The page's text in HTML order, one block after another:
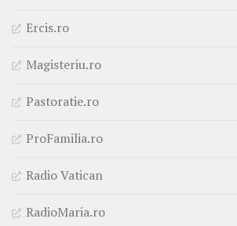
Ercis.ro
Magisteriu.ro
Pastoratie.ro
ProFamilia.ro
Radio Vatican
RadioMaria.ro